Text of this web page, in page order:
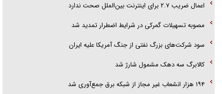
اعمال ضریب ۲.۷ برای اینترنت بین‌الملل صحت ندارد
مصوبه تسهیلات گمرکی در شرایط اضطرار تمدید شد
سود شرکت‌های بزرگ نفتی از جنگ آمریکا علیه ایران
کالابرگ سه دهک مشمول شارژ شد
۱۹۴ هزار انشعاب غیر مجاز از شبکه برق جمع‌آوری شد